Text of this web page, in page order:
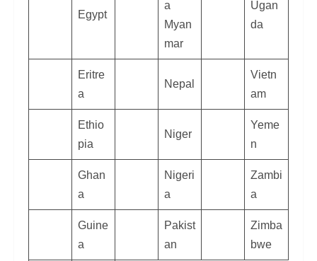
Egypt
a
Myan
mar
Ugan
da
Eritre
a
Nepal
Vietn
am
Ethio
pia
Niger
Yeme
n
Ghan
a
Nigeri
a
Zambi
a
Guine
a
Pakist
an
Zimba
bwe